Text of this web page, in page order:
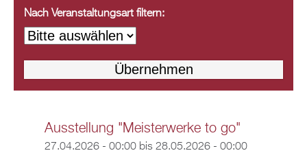
Nach Veranstaltungsart filtern:
Ausstellung "Meisterwerke to go"
27.04.2026 - 00:00bis 28.05.2026 - 00:00